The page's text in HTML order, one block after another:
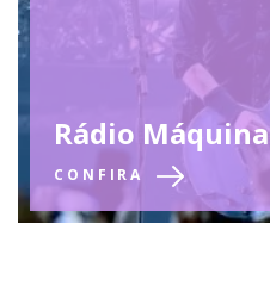
Rádio Máquina
CONFIRA